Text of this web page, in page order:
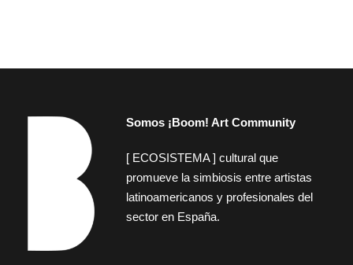
Somos ¡Boom! Art Community
[ ECOSISTEMA ] cultural que
promueve la simbiosis entre artistas
latinoamericanos y profesionales del
sector en España.